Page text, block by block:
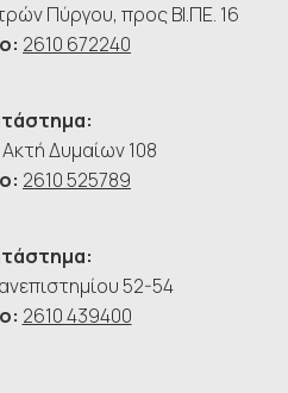
Πύργου, προς ΒΙ.ΠΕ. 16
2610 672240
Ακτή Δυμαίων 108
2610 525789
52-54
2610 439400